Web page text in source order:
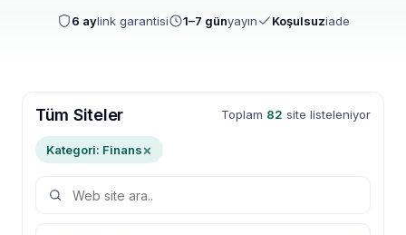
6 aylink garantisi 1–7 günyayın Koşulsuziade
Tüm Siteler Toplam 82 site listeleniyor
Kategori: Finans×